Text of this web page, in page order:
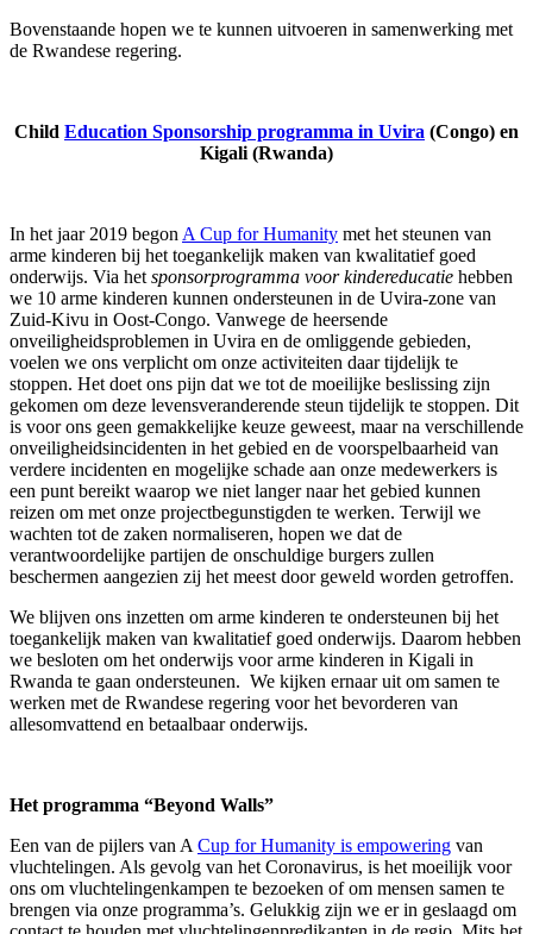
Bovenstaande hopen we te kunnen uitvoeren in samenwerking met
de Rwandese regering.
Child Education Sponsorship programma in Uvira (Congo) en
Kigali (Rwanda)
In het jaar 2019 begon A Cup for Humanity met het steunen van
arme kinderen bij het toegankelijk maken van kwalitatief goed
onderwijs. Via het sponsorprogramma voor kindereducatie hebben
we 10 arme kinderen kunnen ondersteunen in de Uvira-zone van
Zuid-Kivu in Oost-Congo. Vanwege de heersende
onveiligheidsproblemen in Uvira en de omliggende gebieden,
voelen we ons verplicht om onze activiteiten daar tijdelijk te
stoppen. Het doet ons pijn dat we tot de moeilijke beslissing zijn
gekomen om deze levensveranderende steun tijdelijk te stoppen. Dit
is voor ons geen gemakkelijke keuze geweest, maar na verschillende
onveiligheidsincidenten in het gebied en de voorspelbaarheid van
verdere incidenten en mogelijke schade aan onze medewerkers is
een punt bereikt waarop we niet langer naar het gebied kunnen
reizen om met onze projectbegunstigden te werken. Terwijl we
wachten tot de zaken normaliseren, hopen we dat de
verantwoordelijke partijen de onschuldige burgers zullen
beschermen aangezien zij het meest door geweld worden getroffen.
We blijven ons inzetten om arme kinderen te ondersteunen bij het
toegankelijk maken van kwalitatief goed onderwijs. Daarom hebben
we besloten om het onderwijs voor arme kinderen in Kigali in
Rwanda te gaan ondersteunen. We kijken ernaar uit om samen te
werken met de Rwandese regering voor het bevorderen van
allesomvattend en betaalbaar onderwijs.
Het programma “Beyond Walls”
Een van de pijlers van A Cup for Humanity is empowering van
vluchtelingen. Als gevolg van het Coronavirus, is het moeilijk voor
ons om vluchtelingenkampen te bezoeken of om mensen samen te
brengen via onze programma’s. Gelukkig zijn we er in geslaagd om